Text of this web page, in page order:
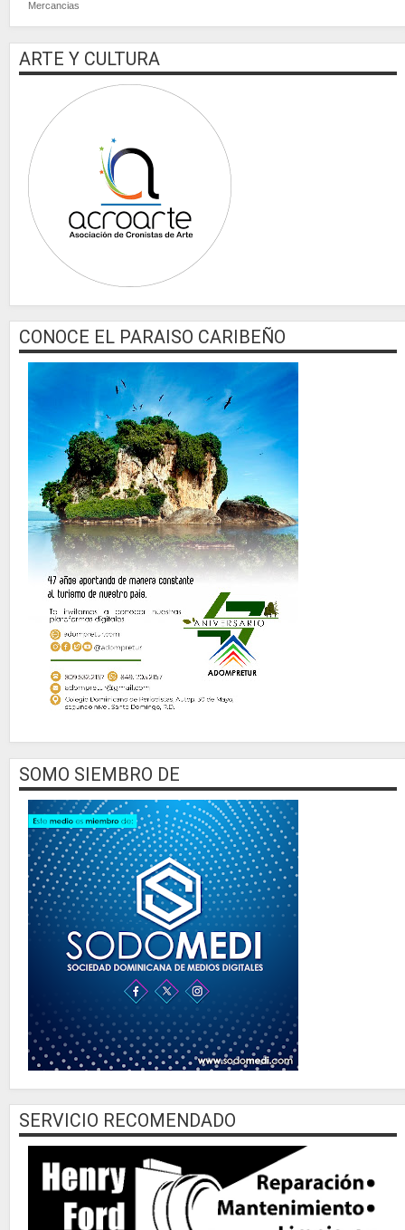
Mercancias
ARTE Y CULTURA
CONOCE EL PARAISO CARIBEÑO
SOMO SIEMBRO DE
SERVICIO RECOMENDADO